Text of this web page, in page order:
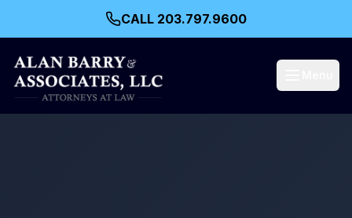
CALL 203.797.9600